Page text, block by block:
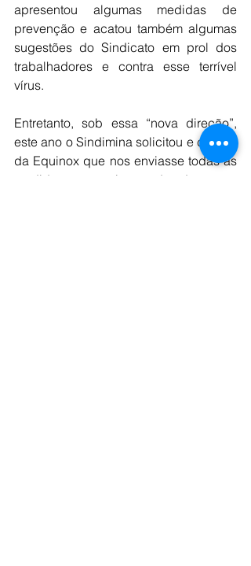
apresentou algumas medidas de
prevenção e acatou também algumas
sugestões do Sindicato em prol dos
trabalhadores e contra esse terrível
vírus.
Entretanto, sob essa “nova direção”,
este ano o Sindimina solicitou e cobrou
da Equinox que nos enviasse todas as
medidas preventivas adotadas para